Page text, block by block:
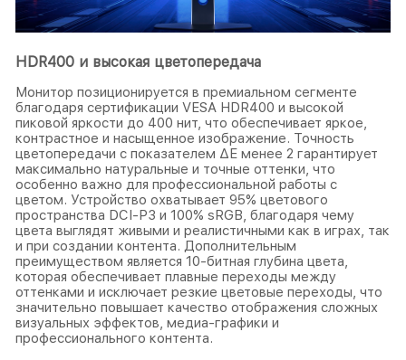
HDR400 и высокая цветопередача
Монитор позиционируется в премиальном сегменте
благодаря сертификации VESA HDR400 и высокой
пиковой яркости до 400 нит, что обеспечивает яркое,
контрастное и насыщенное изображение. Точность
цветопередачи с показателем ΔE менее 2 гарантирует
максимально натуральные и точные оттенки, что
особенно важно для профессиональной работы с
цветом. Устройство охватывает 95% цветового
пространства DCI-P3 и 100% sRGB, благодаря чему
цвета выглядят живыми и реалистичными как в играх, так
и при создании контента. Дополнительным
преимуществом является 10-битная глубина цвета,
которая обеспечивает плавные переходы между
оттенками и исключает резкие цветовые переходы, что
значительно повышает качество отображения сложных
визуальных эффектов, медиа-графики и
профессионального контента.